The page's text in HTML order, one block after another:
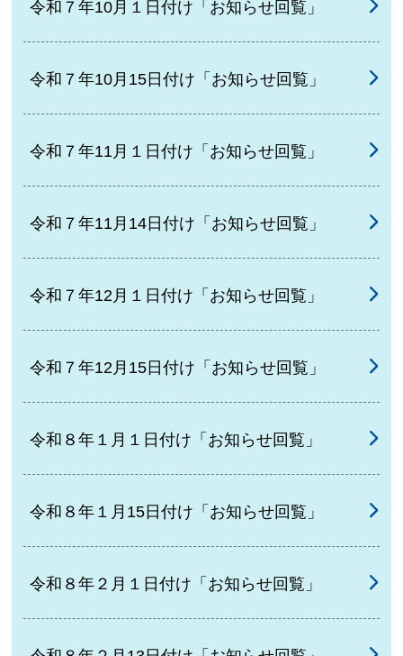
令和７年10月１日付け「お知らせ回覧」
令和７年10月15日付け「お知らせ回覧」
令和７年11月１日付け「お知らせ回覧」
令和７年11月14日付け「お知らせ回覧」
令和７年12月１日付け「お知らせ回覧」
令和７年12月15日付け「お知らせ回覧」
令和８年１月１日付け「お知らせ回覧」
令和８年１月15日付け「お知らせ回覧」
令和８年２月１日付け「お知らせ回覧」